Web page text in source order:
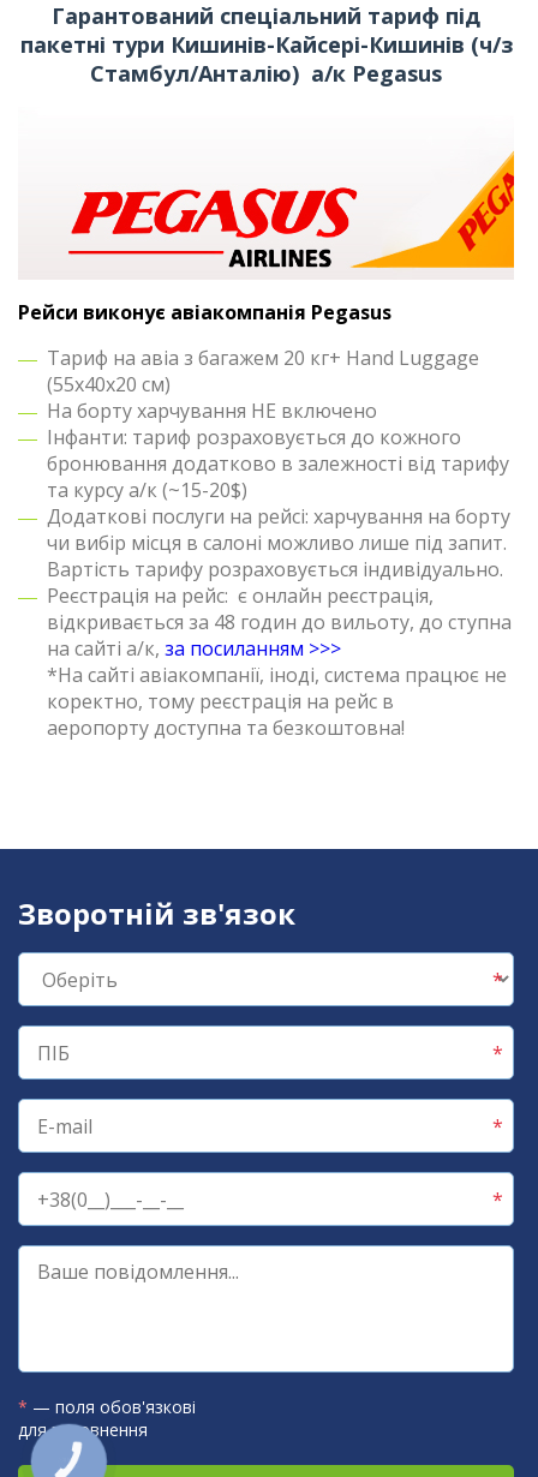
Гарантований спеціальний тариф під
пакетні тури Кишинів-Кайсері-Кишинів (ч/з
Стамбул/Анталію) а/к Pegasus
Рейси виконує авіакомпанія Pegasus
Тариф на авіа з багажем 20 кг+ Hand Luggage
(55x40x20 см)
На борту харчування НЕ включено
Інфанти: тариф розраховується до кожного
бронювання додатково в залежності від тарифу
та курсу а/к (~15-20$)
Додаткові послуги на рейсі: харчування на борту
чи вибір місця в салоні можливо лише під запит.
Вартість тарифу розраховується індивідуально.
Реєстрація на рейс: є онлайн реєстрація,
відкривається за 48 годин до вильоту, до ступна
на сайті а/к, за посиланням >>>
*На сайті авіакомпанії, іноді, система працює не
коректно, тому реєстрація на рейс в
аеропорту доступна та безкоштовна!
Зворотній зв'язок
* — поля обов'язкові
для заповнення
КНОПКА
ЗВ'ЯЗКУ